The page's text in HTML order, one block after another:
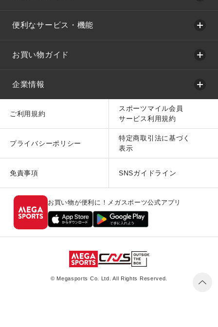
便利なサービス・機能
お買い物ガイド
企業情報
ご利用規約
スポーツマイル会員
サービス利用規約
プライバシーポリシー
特定商取引法に基づく
表示
免責事項 SNSガイドライン
お買い物が便利に！メガスポーツ公式アプリ
© Megasports Co. Ltd. All Rights Reserved.